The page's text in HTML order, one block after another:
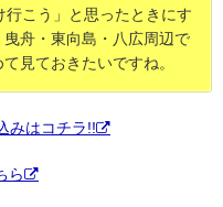
こう」と思ったときにす
舟・東向島・八広周辺で
見ておきたいですね。
みはコチラ!!
ら